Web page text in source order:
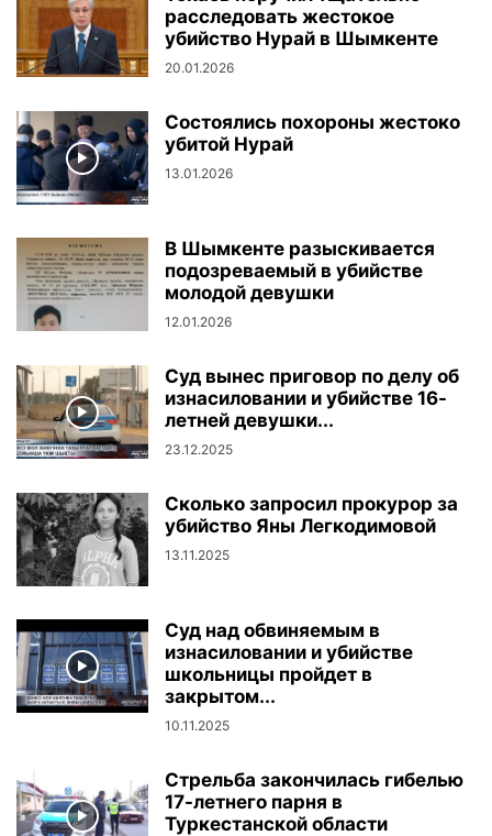
расследовать жестокое
убийство Нурай в Шымкенте
20.01.2026
Состоялись похороны жестоко
убитой Нурай
13.01.2026
В Шымкенте разыскивается
подозреваемый в убийстве
молодой девушки
12.01.2026
Суд вынес приговор по делу об
изнасиловании и убийстве 16-
летней девушки...
23.12.2025
Сколько запросил прокурор за
убийство Яны Легкодимовой
13.11.2025
Суд над обвиняемым в
изнасиловании и убийстве
школьницы пройдет в
закрытом...
10.11.2025
Стрельба закончилась гибелью
17-летнего парня в
Туркестанской области